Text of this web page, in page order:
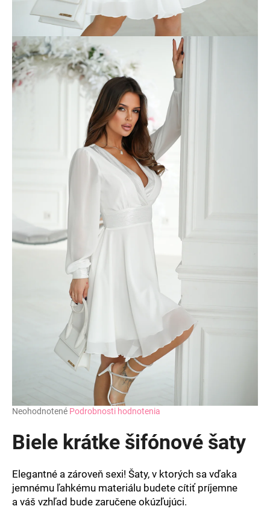
Priemerné
produktu
je
5
hviezdičiek.
Neohodnotené Podrobnosti hodnotenia
Biele krátke šifónové šaty
Elegantné a zároveň sexi! Šaty, v ktorých sa vďaka
jemnému ľahkému materiálu budete cítiť príjemne
a váš vzhľad bude zaručene okúzľujúci.